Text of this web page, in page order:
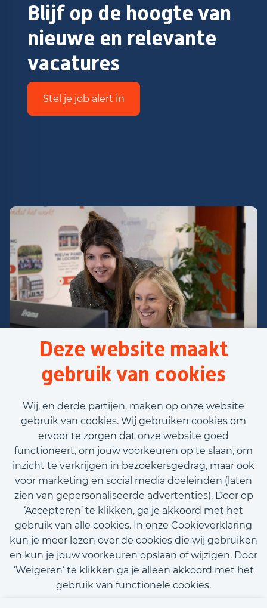
Deze website maakt
gebruik van cookies
Wij, en derde partijen, maken op onze website
gebruik van cookies. Wij gebruiken cookies om
ervoor te zorgen dat onze website goed
functioneert, om jouw voorkeuren op te slaan, om
inzicht te verkrijgen in bezoekersgedrag, maar ook
voor marketing en social media doeleinden (laten
zien van gepersonaliseerde advertenties). Door op
‘Accepteren’ te klikken, ga je akkoord met het
gebruik van alle cookies. In onze Cookieverklaring
kun je meer lezen over de cookies die wij gebruiken
en kun je jouw voorkeuren opslaan of wijzigen. Door
‘Weigeren’ te klikken ga je alleen akkoord met het
gebruik van functionele cookies.
Blijf op de hoogte van
nieuwe en relevante
vacatures
Stel je job alert in